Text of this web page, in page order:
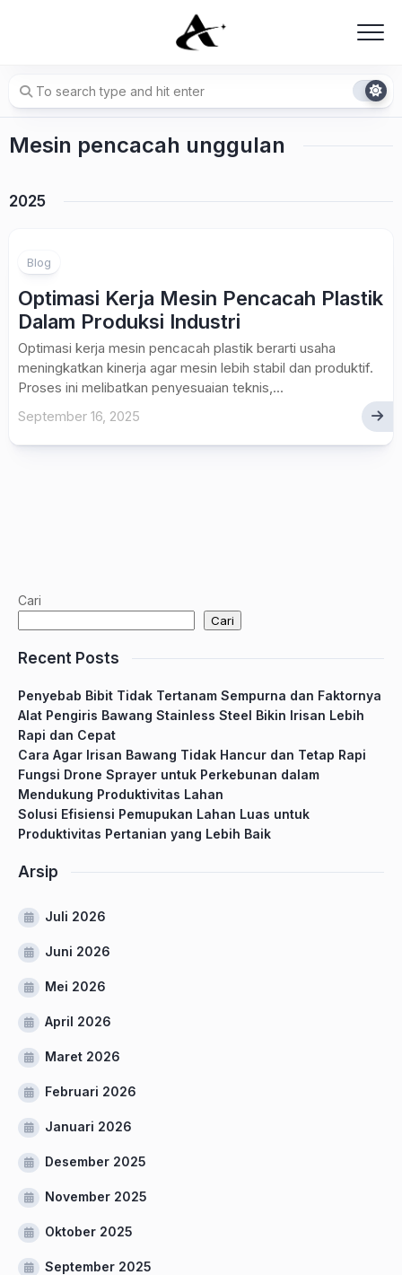
Mesin pencacah unggulan
2025
Blog
Optimasi Kerja Mesin Pencacah Plastik
Dalam Produksi Industri
Optimasi kerja mesin pencacah plastik berarti usaha
meningkatkan kinerja agar mesin lebih stabil dan produktif.
Proses ini melibatkan penyesuaian teknis,...
September 16, 2025
Cari
Cari
Recent Posts
Penyebab Bibit Tidak Tertanam Sempurna dan Faktornya
Alat Pengiris Bawang Stainless Steel Bikin Irisan Lebih
Rapi dan Cepat
Cara Agar Irisan Bawang Tidak Hancur dan Tetap Rapi
Fungsi Drone Sprayer untuk Perkebunan dalam
Mendukung Produktivitas Lahan
Solusi Efisiensi Pemupukan Lahan Luas untuk
Produktivitas Pertanian yang Lebih Baik
Arsip
Juli 2026
Juni 2026
Mei 2026
April 2026
Maret 2026
Februari 2026
Januari 2026
Desember 2025
November 2025
Oktober 2025
September 2025